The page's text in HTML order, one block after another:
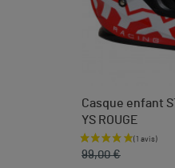
Casque enfant
YS ROUGE
Prix de base
99,00 €
Prix